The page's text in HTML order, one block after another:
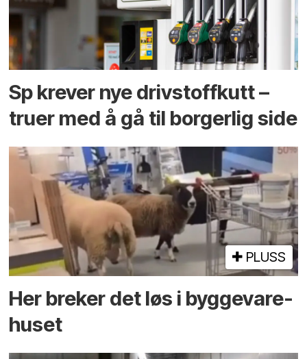
Sp krever nye drivstoffkutt –
truer med å gå til borgerlig side
PLUSS
Her breker det løs i bygge­vare­
huset